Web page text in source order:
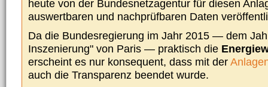
heute von der Bundesnetzagentur für diesen
auswertbaren und nachprüfbaren Daten
Da die Bundesregierung im Jahr 2015 — dem
Inszenierung" von Paris — praktisch die
erscheint es nur konsequent, dass mit der
auch die Transparenz beendet wurde.